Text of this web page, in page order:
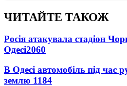
ЧИТАЙТЕ ТАКОЖ
Росія атакувала стадіон
Одесі2060
В Одесі автомобіль під час
землю 1184